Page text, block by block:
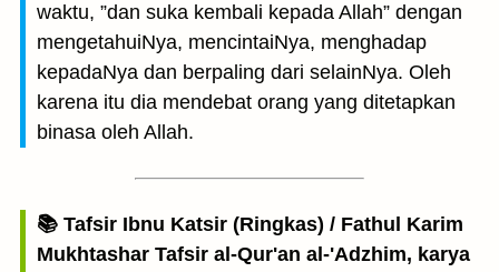
waktu, ”dan suka kembali kepada Allah” dengan
mengetahuiNya, mencintaiNya, menghadap
kepadaNya dan berpaling dari selainNya. Oleh
karena itu dia mendebat orang yang ditetapkan
binasa oleh Allah.
📚 Tafsir Ibnu Katsir (Ringkas) / Fathul Karim
Mukhtashar Tafsir al-Qur'an al-'Adzhim, karya